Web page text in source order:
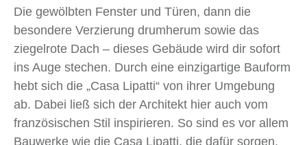
Die gewölbten Fenster und Türen, dann die
besondere Verzierung drumherum sowie das
ziegelrote Dach – dieses Gebäude wird dir sofort
ins Auge stechen. Durch eine einzigartige Bauform
hebt sich die „Casa Lipatti“ von ihrer Umgebung
ab. Dabei ließ sich der Architekt hier auch vom
französischen Stil inspirieren. So sind es vor allem
Bauwerke wie die Casa Lipatti, die dafür sorgen,